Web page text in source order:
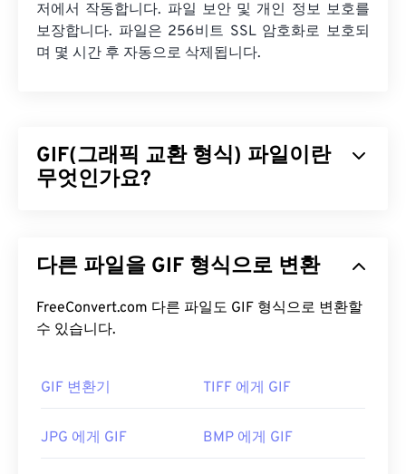
저에서 작동합니다. 파일 보안 및 개인 정보 보호를
보장합니다. 파일은 256비트 SSL 암호화로 보호되
며 몇 시간 후 자동으로 삭제됩니다.
GIF(그래픽 교환 형식) 파일이란
무엇인가요?
성하는 비트맵 파일 형식의 한 유형입니다. 비압축
며, 오디오 없이 애니메이션을 지원합니다. GIF는 광
고, 소셜 미디어의 감정 기반 댓글, 그리고 인터넷에
다른 파일을 GIF 형식으로 변환
FreeConvert.com 다른 파일도 GIF 형식으로 변환할
수 있습니다.
GIF 변환기 TIFF 에게 GIF
JPG 에게 GIF BMP 에게 GIF